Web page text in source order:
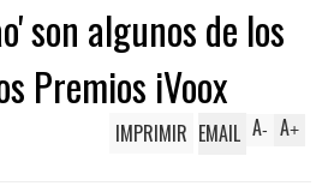
son algunos de los
Premios iVoox
A+
A-
IMPRIMIR EMAIL